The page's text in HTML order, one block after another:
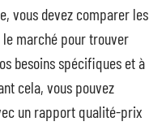
vous devez comparer les
marché pour trouver
besoins spécifiques et à
cela, vous pouvez
un rapport qualité-prix